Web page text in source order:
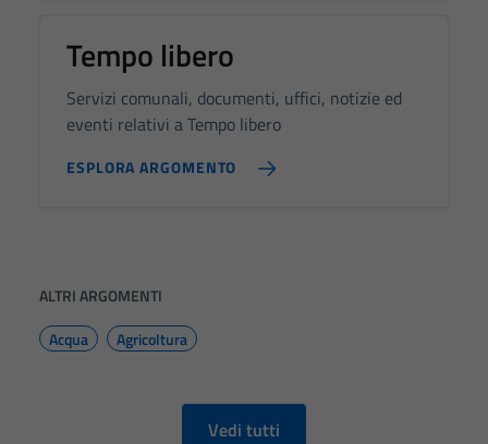
Tempo libero
Servizi comunali, documenti, uffici, notizie ed
eventi relativi a Tempo libero
ESPLORA ARGOMENTO
ALTRI ARGOMENTI
Acqua
Agricoltura
Vedi tutti